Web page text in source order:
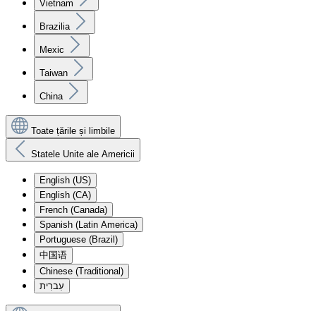
Vietnam
Brazilia
Mexic
Taiwan
China
Toate țările și limbile
Statele Unite ale Americii
English (US)
English (CA)
French (Canada)
Spanish (Latin America)
Portuguese (Brazil)
中国语
Chinese (Traditional)
עִברִית